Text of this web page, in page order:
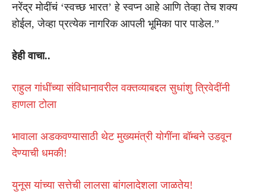
नरेंद्र मोदींचं ‘स्वच्छ भारत’ हे स्वप्न आहे आणि तेव्हा तेच शक्य
होईल, जेव्हा प्रत्येक नागरिक आपली भूमिका पार पाडेल.”
हेही वाचा..
राहुल गांधींच्या संविधानावरील वक्तव्याबद्दल सुधांशु त्रिवेदींनी
हाणला टोला
भावाला अडकवण्यासाठी थेट मुख्यमंत्री योगींना बॉम्बने उडवून
देण्याची धमकी!
युनूस यांच्या सत्तेची लालसा बांगलादेशला जाळतेय!